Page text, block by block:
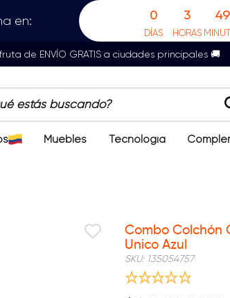
en: 0
DÍAS
3
HORAS
49
de ENVÍO GRATIS a ciudades principales 🚚
buscando?
Muebles Tecnología
Combo Colchón
Unico Azul
SKU: 135054757